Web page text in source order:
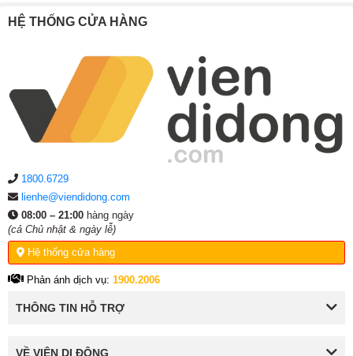
HỆ THỐNG CỬA HÀNG
1800.6729
lienhe@viendidong.com
08:00 – 21:00 hàng ngày
(cả Chủ nhật & ngày lễ)
Hệ thống cửa hàng
Phản ánh dịch vụ: 1900.2006
THÔNG TIN HỖ TRỢ
VỀ VIỆN DI ĐỘNG